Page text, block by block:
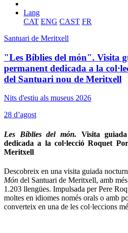
Lang
CAT ENG CAST FR
Santuari de Meritxell
"Les Bíblies del món". Visita
permanent dedicada a la
del Santuari nou de Meritxell
Nits d'estiu als museus 2026
28 d’agost
Les Bíblies del món. Visita
dedicada a la col·lecció Roquet
Meritxell
Descobreix en una visita guiada
Món del Santuari de Meritxell, amb
1.203 llengües. Impulsada per Pere
moltes en idiomes només orals o amb
converteix en una de les col·leccions